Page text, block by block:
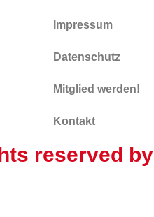
Impressum
Datenschutz
Mitglied werden!
Kontakt
reserved by